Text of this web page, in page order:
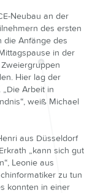
Neubau an der
des ersten
die Anfänge des
in der
Hier lag der
Arbeit in
weiß Michael
aus Düsseldorf
„kann sich gut
Leonie aus
zu tun
konnten in einer